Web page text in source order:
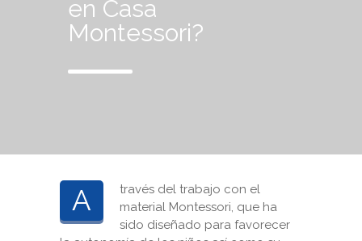
en Casa
Montessori?
A
través del trabajo con el
material Montessori, que ha
sido diseñado para favorecer